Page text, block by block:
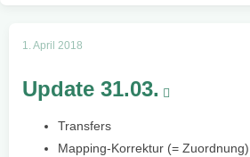
1. April 2018
Update 31.03.
Transfers
Mapping-Korrektur (=